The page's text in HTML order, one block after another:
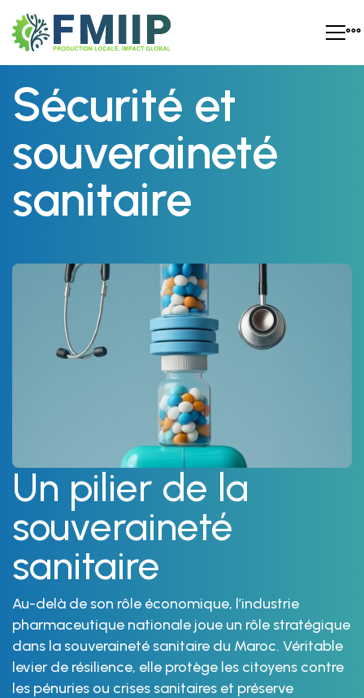
Sécurité
et
souveraineté
sanitaire
Sécurité et
souveraineté
sanitaire
Un pilier de la
souveraineté
sanitaire
Au-delà de son rôle économique, l’industrie
pharmaceutique nationale joue un rôle stratégique
dans la souveraineté sanitaire du Maroc. Véritable
levier de résilience, elle protège les citoyens contre
les pénuries ou crises sanitaires et préserve